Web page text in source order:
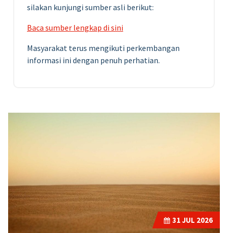
silakan kunjungi sumber asli berikut:
Baca sumber lengkap di sini
Masyarakat terus mengikuti perkembangan
informasi ini dengan penuh perhatian.
31 JUL 2026